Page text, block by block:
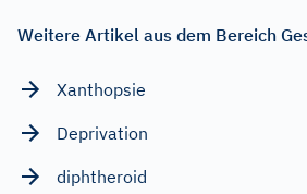
Weitere Artikel aus dem Bereich
Xanthopsie
Deprivation
diphtheroid